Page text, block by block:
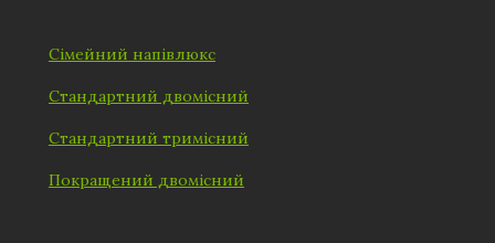
Сімейний напівлюкс
Стандартний двомісний
Стандартний тримісний
Покращений двомісний